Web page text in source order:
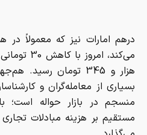
درهم امارات نیز که معمولاً در
هزار و 345 تومان
بسیاری از معامله‌گران و
منسجم در بازار حواله است؛
مستقیم بر هزینه مبادلات